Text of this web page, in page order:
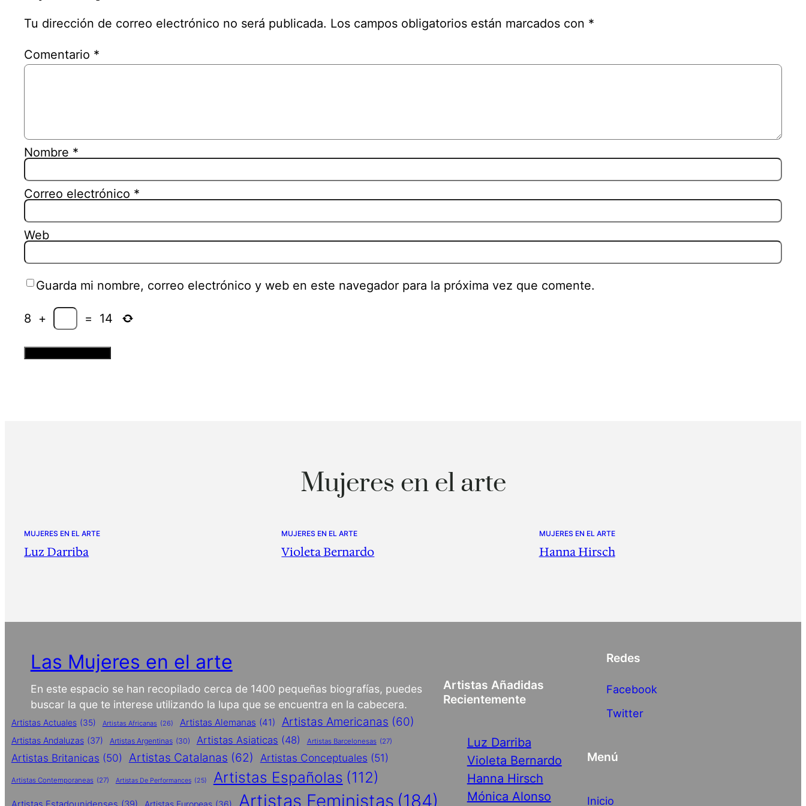
Tu dirección de correo electrónico no será publicada. Los campos obligatorios están marcados con *
Comentario *
Nombre *
Correo electrónico *
Web
Guarda mi nombre, correo electrónico y web en este navegador para la próxima vez que comente.
8 + = 14
Mujeres en el arte
MUJERES EN EL ARTE
Luz Darriba
MUJERES EN EL ARTE
Violeta Bernardo
MUJERES EN EL ARTE
Hanna Hirsch
Las Mujeres en el arte
En este espacio se han recopilado cerca de 1400 pequeñas biografías, puedes
buscar la que te interese utilizando la lupa que se encuentra en la cabecera.
Artistas Actuales (35) Artistas Africanas (26) Artistas Alemanas (41) Artistas Americanas (60)
Artistas Andaluzas (37) Artistas Argentinas (30) Artistas Asiaticas (48) Artistas Barcelonesas (27)
Artistas Britanicas (50) Artistas Catalanas (62) Artistas Conceptuales (51)
Artistas Contemporaneas (27) Artistas De Performances (25) Artistas Españolas (112)
Artistas Feministas (184)
Artistas Añadidas
Recientemente
Luz Darriba
Violeta Bernardo
Hanna Hirsch
Mónica Alonso
Redes
Facebook
Twitter
Menú
Inicio